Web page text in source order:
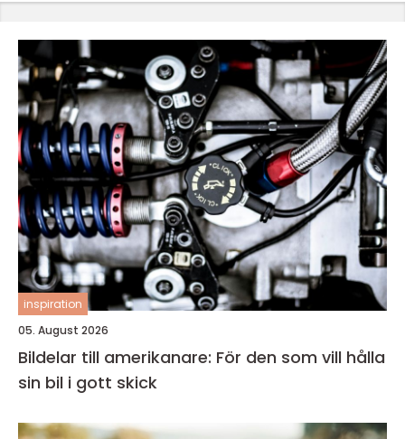
inspiration
05. August 2026
Bildelar till amerikanare: För den som vill hålla
sin bil i gott skick